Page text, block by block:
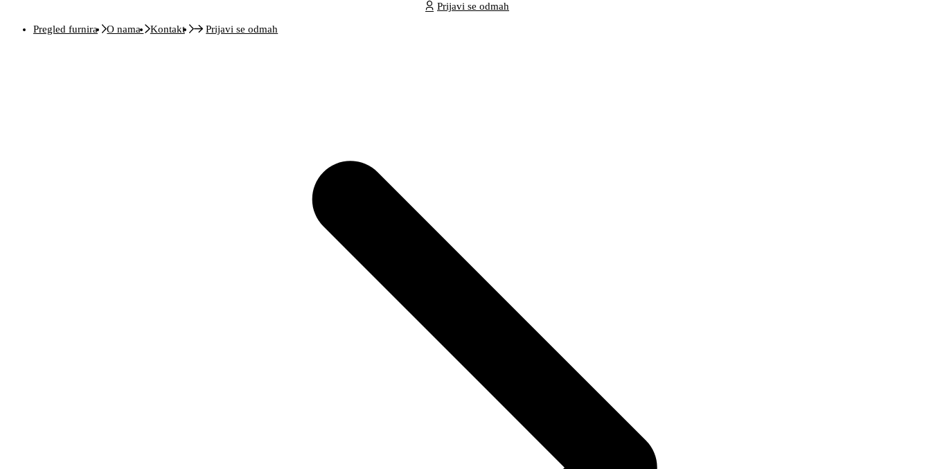
Prijavi se odmah
Pregled furnira O nama Kontakt Prijavi se odmah